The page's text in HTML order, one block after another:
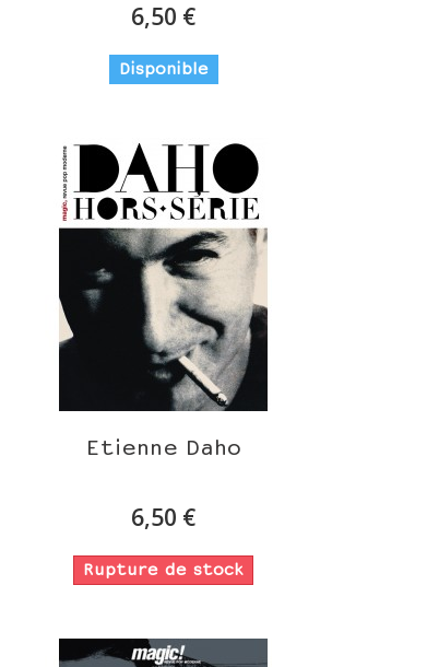
6,50 €
Disponible
Etienne Daho
6,50 €
Rupture de stock